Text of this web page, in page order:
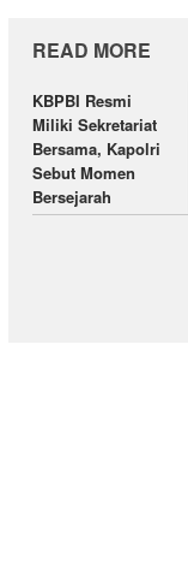
READ MORE
KBPBI Resmi
Miliki Sekretariat
Bersama, Kapolri
Sebut Momen
Bersejarah